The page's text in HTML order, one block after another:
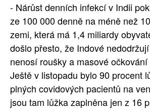
- Nárůst denních infekcí v Indii
ze 100 000 denně na méně než
zemi, která má 1,4 miliardy
došlo přesto, že Indové
nenosí roušky a masové
Ještě v listopadu bylo 90 procent
plných covidových pacientů na
jsou tam lůžka zaplněna jen z 16